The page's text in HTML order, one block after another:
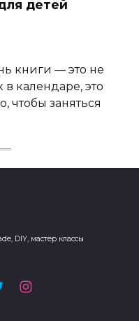
детей
книги — это не
календаре, это
чтобы заняться
DIY, мастер классы